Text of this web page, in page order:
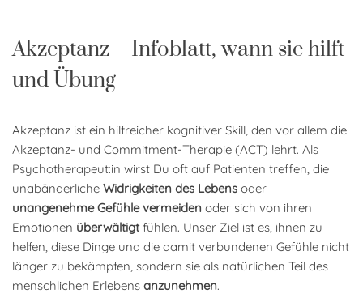
Akzeptanz – Infoblatt, wann sie hilft
und Übung
Akzeptanz ist ein hilfreicher kognitiver Skill, den vor allem die
Akzeptanz- und Commitment-Therapie (ACT) lehrt. Als
Psychotherapeut:in wirst Du oft auf Patienten treffen, die
unabänderliche Widrigkeiten des Lebens oder
unangenehme Gefühle vermeiden oder sich von ihren
Emotionen überwältigtfühlen. Unser Ziel ist es, ihnen zu
helfen, diese Dinge und die damit verbundenen Gefühle nicht
länger zu bekämpfen, sondern sie als natürlichen Teil des
menschlichen Erlebens anzunehmen.